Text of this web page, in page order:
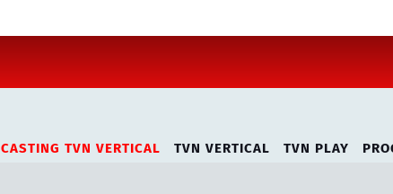
CASTING TVN VERTICAL TVN VERTICAL TVN PLAY